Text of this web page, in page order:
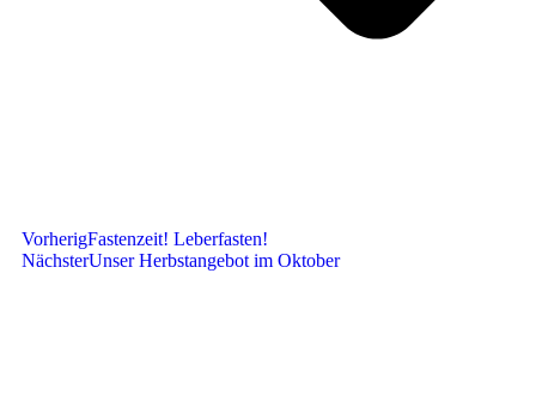
VorherigFastenzeit! Leberfasten!
NächsterUnser Herbstangebot im Oktober